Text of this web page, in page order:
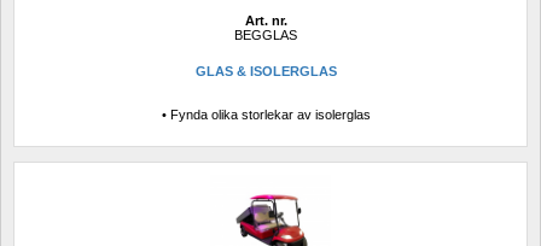
Art. nr.
BEGGLAS
GLAS & ISOLERGLAS
• Fynda olika storlekar av isolerglas